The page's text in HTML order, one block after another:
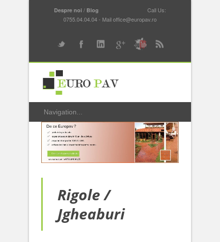
Despre noi / Blog
Call Us:
0755.04.04.04 - Mail office@europav.ro
Rigole /
Jgheaburi